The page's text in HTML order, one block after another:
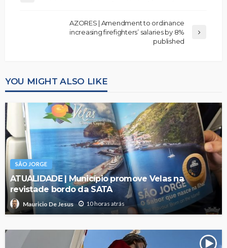
AZORES | Amendment to ordinance
increasing firefighters’ salaries by 8%
published
YOU MIGHT ALSO LIKE
SÃO JORGE
ATUALIDADE | Município promove Velas na
revistade bordo da SATA
Mauricio De Jesus 10 horas atrás